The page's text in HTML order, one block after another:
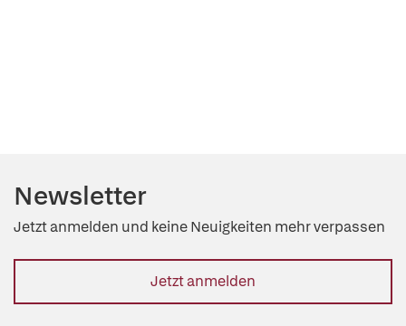
Newsletter
Jetzt anmelden und keine Neuigkeiten mehr verpassen
Jetzt anmelden